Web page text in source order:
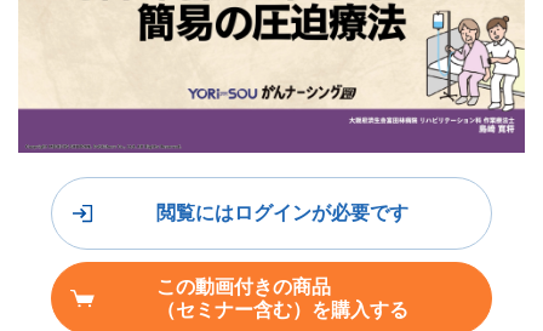
閲覧にはログインが必要です
この動画付きの商品
（セミナー含む）を購入する